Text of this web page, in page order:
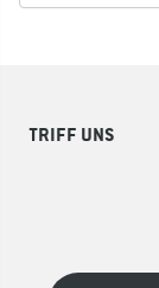
Triff uns